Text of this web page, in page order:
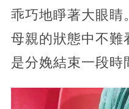
乖巧地睜著大眼睛
母親的狀態中不難
是分娩結束一段時